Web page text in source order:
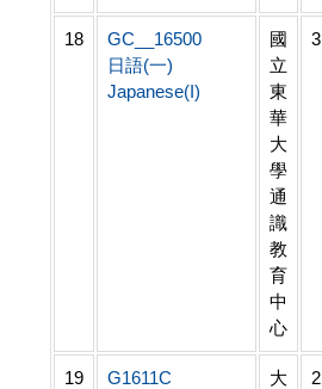
18
GC__16500
日語(一)
Japanese(I)
國
立
東
華
大
學
通
識
教
育
中
心
3
19
G1611C
大
2